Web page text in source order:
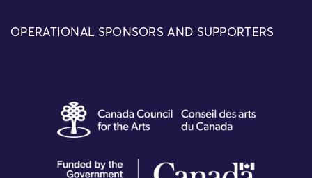
OPERATIONAL SPONSORS AND SUPPORTERS